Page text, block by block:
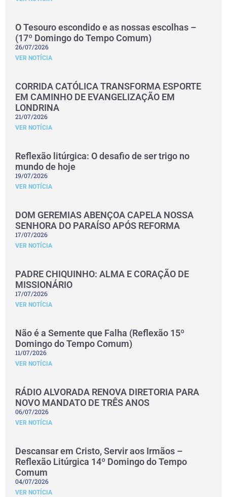
O Tesouro escondido e as nossas escolhas –
(17º Domingo do Tempo Comum)
26/07/2026
VER NOTÍCIA
CORRIDA CATÓLICA TRANSFORMA ESPORTE
EM CAMINHO DE EVANGELIZAÇÃO EM
LONDRINA
21/07/2026
VER NOTÍCIA
Reflexão litúrgica: O desafio de ser trigo no
mundo de hoje
19/07/2026
VER NOTÍCIA
DOM GEREMIAS ABENÇOA CAPELA NOSSA
SENHORA DO PARAÍSO APÓS REFORMA
17/07/2026
VER NOTÍCIA
PADRE CHIQUINHO: ALMA E CORAÇÃO DE
MISSIONÁRIO
17/07/2026
VER NOTÍCIA
Não é a Semente que Falha (Reflexão 15º
Domingo do Tempo Comum)
11/07/2026
VER NOTÍCIA
RÁDIO ALVORADA RENOVA DIRETORIA PARA
NOVO MANDATO DE TRÊS ANOS
06/07/2026
VER NOTÍCIA
Descansar em Cristo, Servir aos Irmãos –
Reflexão Litúrgica 14º Domingo do Tempo
Comum
04/07/2026
VER NOTÍCIA